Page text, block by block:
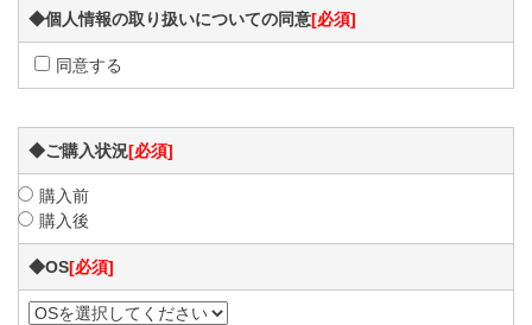
した業務委託先へ委託する必要がある場合
・上記利用目的の範囲内で利用するために、ご提供いただいた
にお客さまとお取引のある販売店に、書面もしくは電子媒体で
提供する場合
弊社がその会社へ提供し、その会社から回答する場合がありま
すので、あらかじめご了承ください。
【個人情報保護管理者】
ご提供頂いた個人情報の管理者は、キヤノンマーケティングジ
ャパン株式会社 セキュリティソリューション企画本部 セキュ
リティソリューション企画第一課 課長です。
お客さまご自身の個人情報の開示・訂正・削除を希望される場
合には、下記宛にご連絡下さい。
【お問い合せ先】
ESET個人向け製品サポートセンター TEL 0570-04-0035
◆個人情報の取り扱いについての同意[必須]
同意する
◆ご購入状況[必須]
購入前
購入後
◆OS[必須]